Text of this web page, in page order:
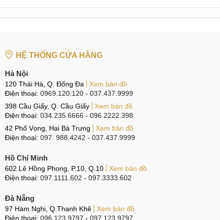
không rõ lý do.
đoạn do iPad Pro 12.9 inch 2020 liên tục chập chờn màn
hình, nhấp nháy rồi sập hẳn nguồn.
Dấu hiệu cần thay IC nguồn, sửa nguồn cho iPad Pro 12.9
inch 2020
2020
Có thể liệt kê một số nguyên nhân chính khiến cho iPad Pro
12.9 inch 2020 bị hỏng IC nguồn, nguồn như sau.
iPad Pro 12.9 inch 2020 bị rơi vỡ, tác động ngoại lực
HỆ THỐNG CỬA HÀNG
Hà Nội
120 Thái Hà, Q. Đống Đa
Xem bản đồ
Điện thoại: 0969.120.120 - 037.437.9999
398 Cầu Giấy, Q. Cầu Giấy
Xem bản đồ
Điện thoại: 034.235.6666 - 096.2222.398
42 Phố Vọng, Hai Bà Trưng
Xem bản đồ
Điện thoại: 097. 988.4242 - 037.437.9999
Hồ Chí Minh
602 Lê Hồng Phong, P.10, Q.10
Xem bản đồ
Điện thoại: 097.1111.602 - 097.3333.602
Đà Nẵng
97 Hàm Nghi, Q.Thanh Khê
Xem bản đồ
Điện thoại: 096.123.9797 - 097.123.9797